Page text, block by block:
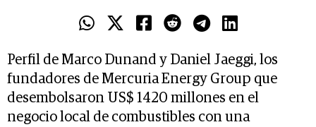
Perfil de Marco Dunand y Daniel Jaeggi, los
fundadores de Mercuria Energy Group que
desembolsaron US$ 1420 millones en el
negocio local de combustibles con una